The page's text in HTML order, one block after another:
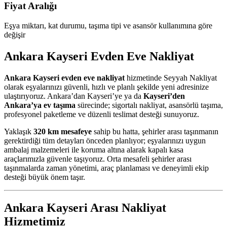
Fiyat Aralığı
Eşya miktarı, kat durumu, taşıma tipi ve asansör kullanımına göre
değişir
Ankara Kayseri Evden Eve Nakliyat
Ankara Kayseri evden eve nakliyat hizmetinde Seyyah Nakliyat
olarak eşyalarınızı güvenli, hızlı ve planlı şekilde yeni adresinize
ulaştırıyoruz. Ankara’dan Kayseri’ye ya da Kayseri’den
Ankara’ya ev taşıma sürecinde; sigortalı nakliyat, asansörlü taşıma,
profesyonel paketleme ve düzenli teslimat desteği sunuyoruz.
Yaklaşık 320 km mesafeye sahip bu hatta, şehirler arası taşınmanın
gerektirdiği tüm detayları önceden planlıyor; eşyalarınızı uygun
ambalaj malzemeleri ile koruma altına alarak kapalı kasa
araçlarımızla güvenle taşıyoruz. Orta mesafeli şehirler arası
taşınmalarda zaman yönetimi, araç planlaması ve deneyimli ekip
desteği büyük önem taşır.
Ankara Kayseri Arası Nakliyat
Hizmetimiz